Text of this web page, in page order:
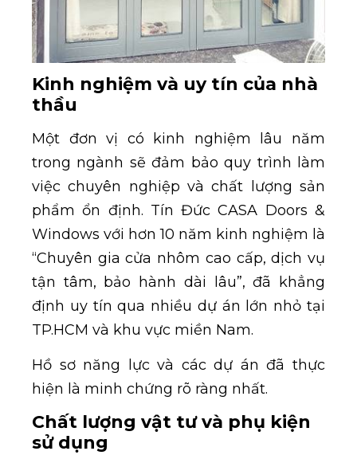
Kinh nghiệm và uy tín của nhà
thầu
Một đơn vị có kinh nghiệm lâu năm
trong ngành sẽ đảm bảo quy trình làm
việc chuyên nghiệp và chất lượng sản
phẩm ổn định. Tín Đức CASA Doors &
Windows với hơn 10 năm kinh nghiệm là
“Chuyên gia cửa nhôm cao cấp, dịch vụ
tận tâm, bảo hành dài lâu”, đã khẳng
định uy tín qua nhiều dự án lớn nhỏ tại
TP.HCM và khu vực miền Nam.
Hồ sơ năng lực và các dự án đã thực
hiện là minh chứng rõ ràng nhất.
Chất lượng vật tư và phụ kiện
sử dụng